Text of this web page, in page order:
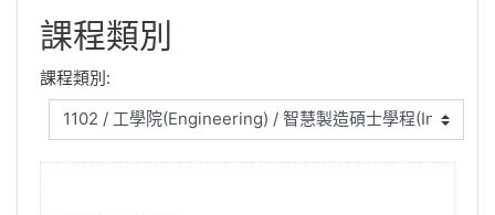
課程類別
課程類別: